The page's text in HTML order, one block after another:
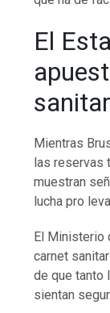
El
Mientras
las reservas
muestran
lucha pro
El Ministerio
carnet
de que tanto
sientan